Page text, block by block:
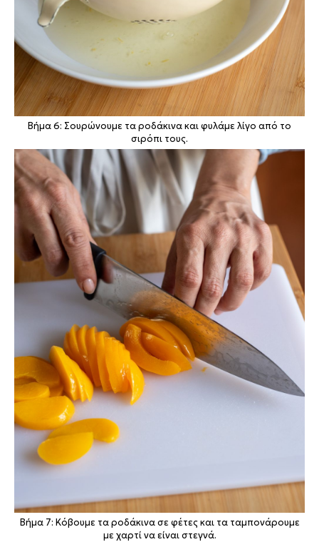
Βήμα 6: Σουρώνουμε τα ροδάκινα και φυλάμε λίγο από το
σιρόπι τους.
Βήμα 7: Κόβουμε τα ροδάκινα σε φέτες και τα ταμπονάρουμε
με χαρτί να είναι στεγνά.